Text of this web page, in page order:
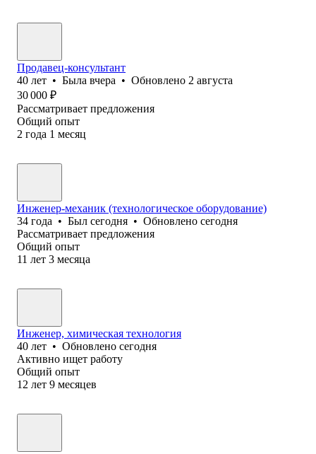
Продавец-консультант
40 лет • Была вчера • Обновлено 2 августа
30 000 ₽
Рассматривает предложения
Общий опыт
2 года 1 месяц
Инженер-механик (технологическое оборудование)
34 года • Был сегодня • Обновлено сегодня
Рассматривает предложения
Общий опыт
11 лет 3 месяца
Инженер, химическая технология
40 лет • Обновлено сегодня
Активно ищет работу
Общий опыт
12 лет 9 месяцев